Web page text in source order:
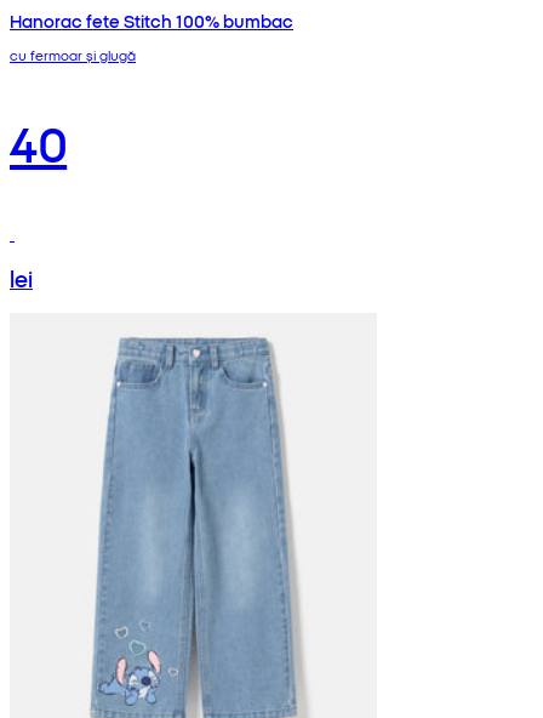
Hanorac fete Stitch 100% bumbac
cu fermoar și glugă
40
lei